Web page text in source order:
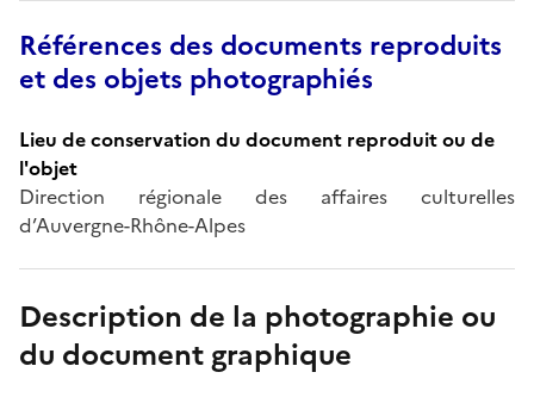
Références des documents reproduits
et des objets photographiés
Lieu de conservation du document reproduit ou de
l'objet
Direction régionale des affaires culturelles
d’Auvergne-Rhône-Alpes
Description de la photographie ou
du document graphique